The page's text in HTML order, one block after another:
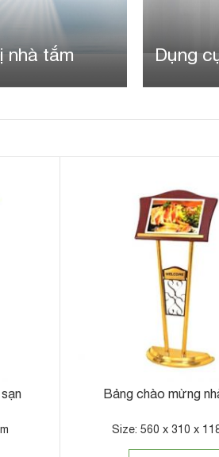
nhà tắm Dụng
Bảng chào mừng
Size: 560 x 310 x